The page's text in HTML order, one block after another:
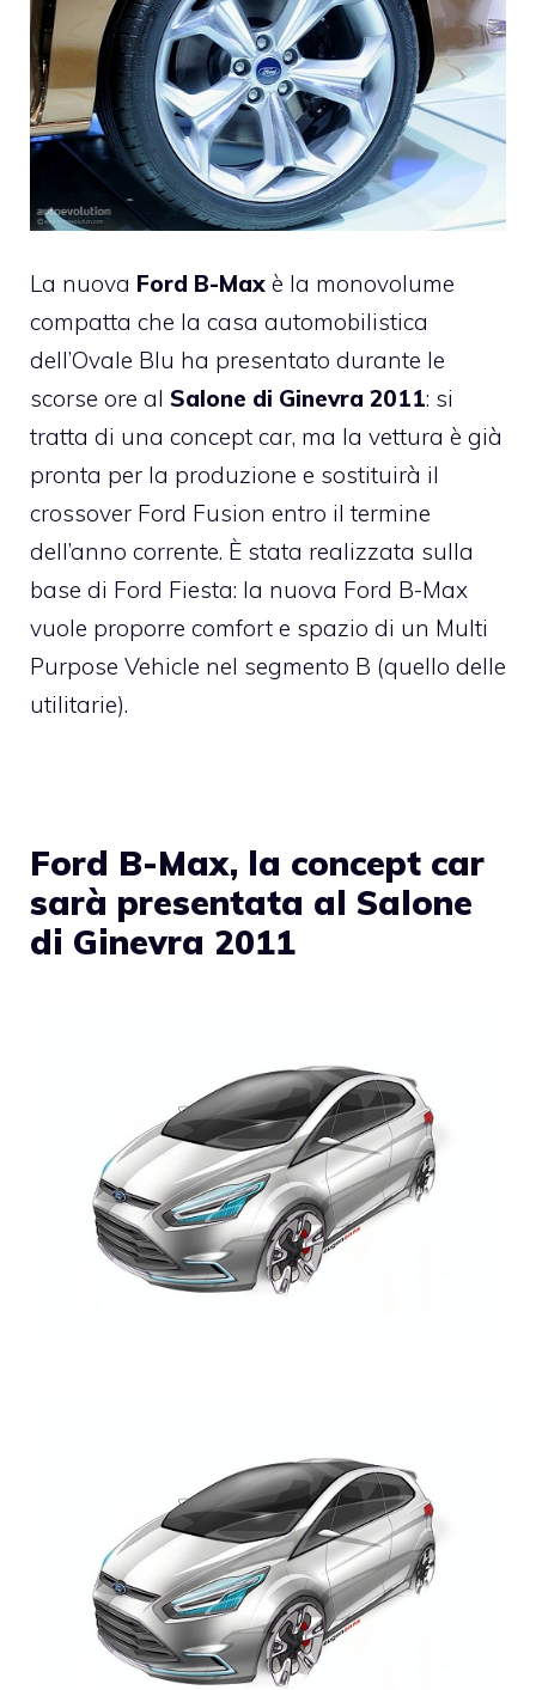
La nuova Ford B-Max è la monovolume
compatta che la casa automobilistica
dell’Ovale Blu ha presentato durante le
scorse ore al Salone di Ginevra 2011: si
tratta di una concept car, ma la vettura è già
pronta per la produzione e sostituirà il
crossover Ford Fusion entro il termine
dell’anno corrente. È stata realizzata sulla
base di Ford Fiesta: la nuova Ford B-Max
vuole proporre comfort e spazio di un Multi
Purpose Vehicle nel segmento B (quello delle
utilitarie).
Ford B-Max, la concept car
sarà presentata al Salone
di Ginevra 2011